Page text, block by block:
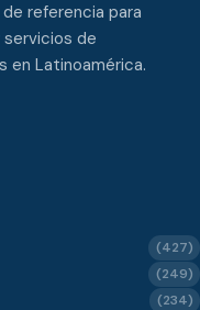
referencia para
de
en Latinoamérica.
(427)
(249)
(234)